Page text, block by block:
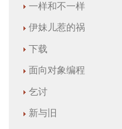
一样和不一样
伊妹儿惹的祸
下载
面向对象编程
乞讨
新与旧